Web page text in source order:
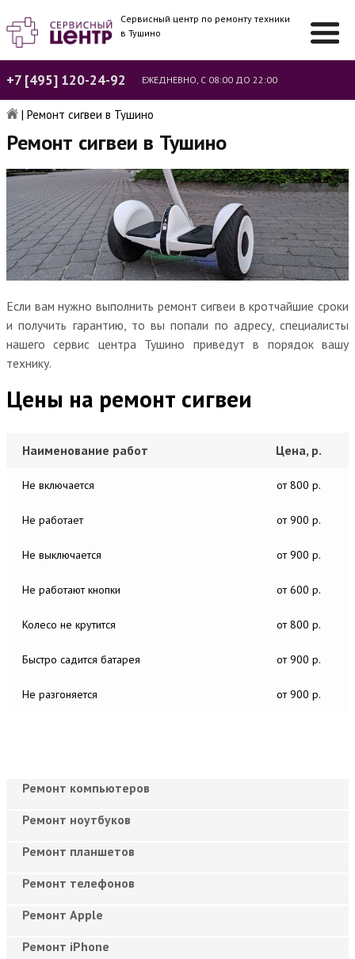
Сервисный центр по ремонту техники
в Тушино
+7 [495] 120-24-92 ЕЖЕДНЕВНО, С 08:00 ДО 22:00
| Ремонт сигвеи в Тушино
Ремонт сигвеи в Тушино
Если вам нужно выполнить ремонт сигвеи в кротчайшие сроки
и получить гарантию, то вы попали по адресу, специалисты
нашего сервис центра Тушино приведут в порядок вашу
технику.
Цены на ремонт сигвеи
Наименование работ Цена, р.
Не включается от 800 р.
Не работает от 900 р.
Не выключается от 900 р.
Не работают кнопки от 600 р.
Колесо не крутится от 800 р.
Быстро садится батарея от 900 р.
Не разгоняется от 900 р.
Ремонт компьютеров
Ремонт ноутбуков
Ремонт планшетов
Ремонт телефонов
Ремонт Apple
Ремонт iPhone